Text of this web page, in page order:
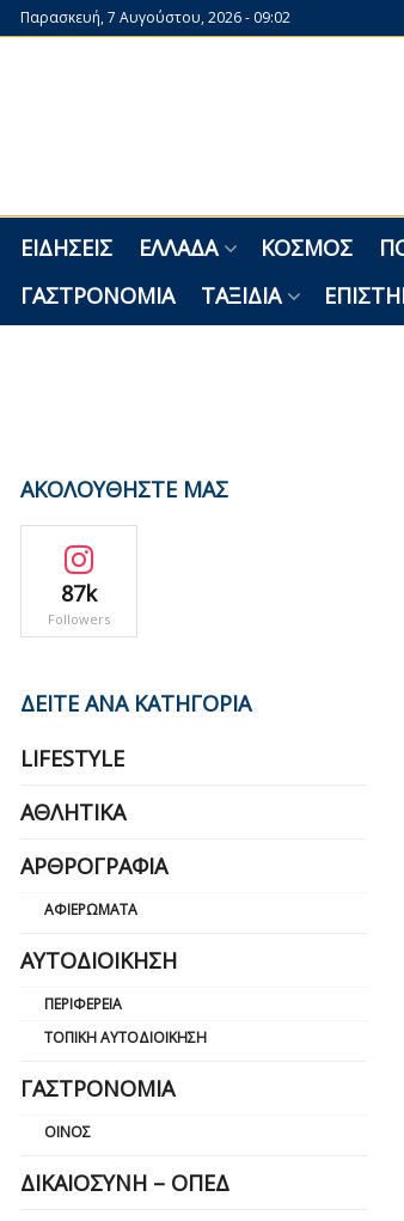
Παρασκευή, 7 Αυγούστου, 2026 - 09:02
ΕΙΔΉΣΕΙΣ ΕΛΛΆΔΑ ΚΌΣΜΟΣ
ΓΑΣΤΡΟΝΟΜΊΑ
ΤΑΞΊΔΙΑ
ΑΚΟΛΟΥΘΗΣΤΕ ΜΑΣ
87k
Followers
ΔΕΙΤΕ ΑΝΑ ΚΑΤΗΓΟΡΙΑ
LIFESTYLE
ΑΘΛΗΤΙΚΆ
ΑΡΘΡΟΓΡΑΦΊΑ
ΑΦΙΕΡΏΜΑΤΑ
ΑΥΤΟΔΙΟΊΚΗΣΗ
ΠΕΡΙΦΈΡΕΙΑ
ΤΟΠΙΚΉ ΑΥΤΟΔΙΟΊΚΗΣΗ
ΓΑΣΤΡΟΝΟΜΊΑ
ΟΊΝΟΣ
ΔΙΚΑΙΟΣΎΝΗ – ΟΠΕΔ